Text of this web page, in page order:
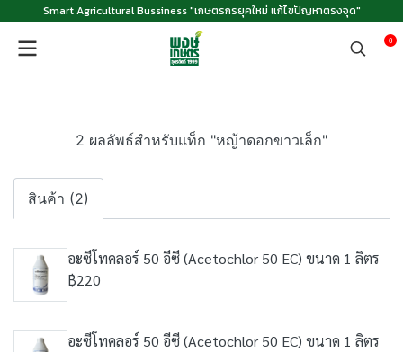
Smart Agricultural Bussiness "เกษตรกรยุคใหม่ แก้ไขปัญหาตรงจุด"
0
2 ผลลัพธ์สำหรับแท็ก "หญ้าดอกขาวเล็ก"
สินค้า (2)
อะซีโทคลอร์ 50 อีซี (Acetochlor 50 EC) ขนาด 1 ลิตร
฿220
อะซีโทคลอร์ 50 อีซี (Acetochlor 50 EC) ขนาด 1 ลิตร